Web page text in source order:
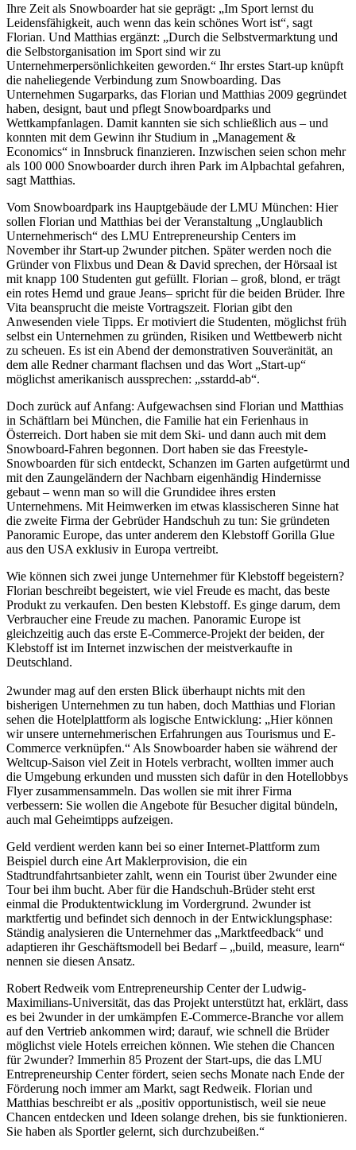
Ihre Zeit als Snowboarder hat sie geprägt: „Im Sport lernst du
Leidensfähigkeit, auch wenn das kein schönes Wort ist“, sagt
Florian. Und Matthias ergänzt: „Durch die Selbstvermarktung und
die Selbstorganisation im Sport sind wir zu
Unternehmerpersönlichkeiten geworden.“ Ihr erstes Start-up knüpft
die naheliegende Verbindung zum Snowboarding. Das
Unternehmen Sugarparks, das Florian und Matthias 2009 gegründet
haben, designt, baut und pflegt Snowboardparks und
Wettkampfanlagen. Damit kannten sie sich schließlich aus – und
konnten mit dem Gewinn ihr Studium in „Management &
Economics“ in Innsbruck finanzieren. Inzwischen seien schon mehr
als 100 000 Snowboarder durch ihren Park im Alpbachtal gefahren,
sagt Matthias.
Vom Snowboardpark ins Hauptgebäude der LMU München: Hier
sollen Florian und Matthias bei der Veranstaltung „Unglaublich
Unternehmerisch“ des LMU Entrepreneurship Centers im
November ihr Start-up 2wunder pitchen. Später werden noch die
Gründer von Flixbus und Dean & David sprechen, der Hörsaal ist
mit knapp 100 Studenten gut gefüllt. Florian – groß, blond, er trägt
ein rotes Hemd und graue Jeans– spricht für die beiden Brüder. Ihre
Vita beansprucht die meiste Vortragszeit. Florian gibt den
Anwesenden viele Tipps. Er motiviert die Studenten, möglichst früh
selbst ein Unternehmen zu gründen, Risiken und Wettbewerb nicht
zu scheuen. Es ist ein Abend der demonstrativen Souveränität, an
dem alle Redner charmant flachsen und das Wort „Start-up“
möglichst amerikanisch aussprechen: „sstardd-ab“.
Doch zurück auf Anfang: Aufgewachsen sind Florian und Matthias
in Schäftlarn bei München, die Familie hat ein Ferienhaus in
Österreich. Dort haben sie mit dem Ski- und dann auch mit dem
Snowboard-Fahren begonnen. Dort haben sie das Freestyle-
Snowboarden für sich entdeckt, Schanzen im Garten aufgetürmt und
mit den Zaungeländern der Nachbarn eigenhändig Hindernisse
gebaut – wenn man so will die Grundidee ihres ersten
Unternehmens. Mit Heimwerken im etwas klassischeren Sinne hat
die zweite Firma der Gebrüder Handschuh zu tun: Sie gründeten
Panoramic Europe, das unter anderem den Klebstoff Gorilla Glue
aus den USA exklusiv in Europa vertreibt.
Wie können sich zwei junge Unternehmer für Klebstoff begeistern?
Florian beschreibt begeistert, wie viel Freude es macht, das beste
Produkt zu verkaufen. Den besten Klebstoff. Es ginge darum, dem
Verbraucher eine Freude zu machen. Panoramic Europe ist
gleichzeitig auch das erste E-Commerce-Projekt der beiden, der
Klebstoff ist im Internet inzwischen der meistverkaufte in
Deutschland.
2wunder mag auf den ersten Blick überhaupt nichts mit den
bisherigen Unternehmen zu tun haben, doch Matthias und Florian
sehen die Hotelplattform als logische Entwicklung: „Hier können
wir unsere unternehmerischen Erfahrungen aus Tourismus und E-
Commerce verknüpfen.“ Als Snowboarder haben sie während der
Weltcup-Saison viel Zeit in Hotels verbracht, wollten immer auch
die Umgebung erkunden und mussten sich dafür in den Hotellobbys
Flyer zusammensammeln. Das wollen sie mit ihrer Firma
verbessern: Sie wollen die Angebote für Besucher digital bündeln,
auch mal Geheimtipps aufzeigen.
Geld verdient werden kann bei so einer Internet-Plattform zum
Beispiel durch eine Art Maklerprovision, die ein
Stadtrundfahrtsanbieter zahlt, wenn ein Tourist über 2wunder eine
Tour bei ihm bucht. Aber für die Handschuh-Brüder steht erst
einmal die Produktentwicklung im Vordergrund. 2wunder ist
marktfertig und befindet sich dennoch in der Entwicklungsphase:
Ständig analysieren die Unternehmer das „Marktfeedback“ und
adaptieren ihr Geschäftsmodell bei Bedarf – „build, measure, learn“
nennen sie diesen Ansatz.
Robert Redweik vom Entrepreneurship Center der Ludwig-
Maximilians-Universität, das das Projekt unterstützt hat, erklärt, dass
es bei 2wunder in der umkämpfen E-Commerce-Branche vor allem
auf den Vertrieb ankommen wird; darauf, wie schnell die Brüder
möglichst viele Hotels erreichen können. Wie stehen die Chancen
für 2wunder? Immerhin 85 Prozent der Start-ups, die das LMU
Entrepreneurship Center fördert, seien sechs Monate nach Ende der
Förderung noch immer am Markt, sagt Redweik. Florian und
Matthias beschreibt er als „positiv opportunistisch, weil sie neue
Chancen entdecken und Ideen solange drehen, bis sie funktionieren.
Sie haben als Sportler gelernt, sich durchzubeißen.“